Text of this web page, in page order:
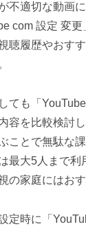
不適切な動画
com 設定 変
聴履歴やおす
ても「
容を比較検討
ことで無駄な
最大5人まで利
の家庭にはおす
定時に「